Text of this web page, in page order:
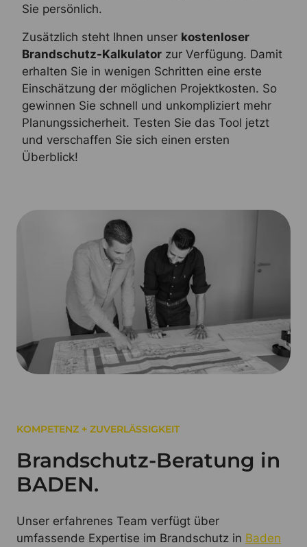
Sie persönlich.
Zusätzlich steht Ihnen unser kostenloser
Brandschutz-Kalkulator zur Verfügung. Damit
erhalten Sie in wenigen Schritten eine erste
Einschätzung der möglichen Projektkosten. So
gewinnen Sie schnell und unkompliziert mehr
Planungssicherheit. Testen Sie das Tool jetzt
und verschaffen Sie sich einen ersten
Überblick!
KOMPETENZ + ZUVERLÄSSIGKEIT
Brandschutz-Beratung in
BADEN.
Unser erfahrenes Team verfügt über
umfassende Expertise im Brandschutz in Baden